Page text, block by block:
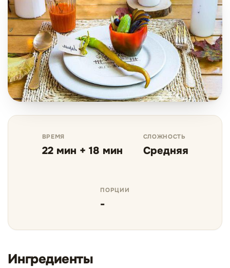
ВРЕМЯ
22 мин + 18 мин
СЛОЖНОСТЬ
Средняя
ПОРЦИИ
-
Ингредиенты